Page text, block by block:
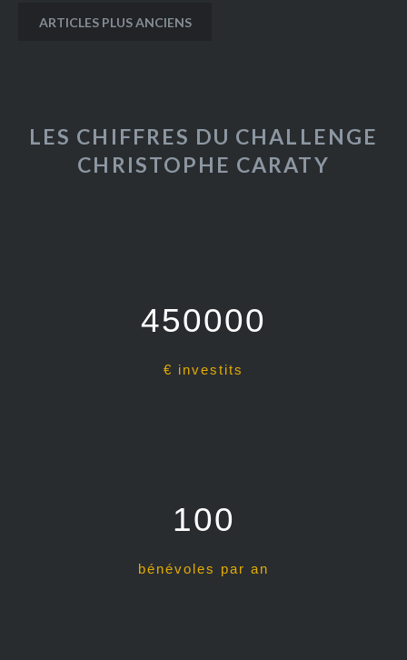
Navigation
ARTICLES PLUS ANCIENS
LES CHIFFRES DU CHALLENGE
CHRISTOPHE CARATY
450000
€ investits
100
bénévoles par an